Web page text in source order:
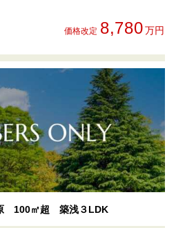
価格改定 8,780万円
100㎡超 築浅３LDK